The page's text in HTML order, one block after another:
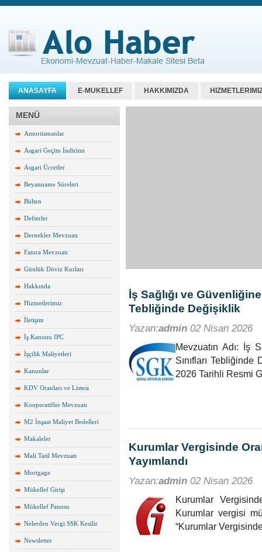
ANASAYFA E-MUKELLEF HAKKIMIZDA
MENÜ
Amortismanlar
Asgari Geçim İndirimi
Asgari Ücretler
Beyanname Süreleri
Bülten
Defterler
Dernekler Mevzuatı
Fatura Mevzuatı
Günlük Döviz Kurları
Hakkında
Hizmetlerimiz
İletişim
İş Kanunu IPC
İşçilik Maliyetleri
Kanunlar
KDV Oranları ve Listesi
Kooperatifler Mevzuatı
M2 İnşaat Maliyet Bedelleri
Makaleler
Mali Tatil Mevzuatı
Mortgage
Mükellef Girişi
Mükellef Panosu
Nelerden Vergi SSK Kesilir
Newsletter
İş Sağlığı ve
Tebliğinde Değişiklik
Yazan:admin 02 Nisan 2026
Mevzuatın Adı: İş
Sınıfları
2026 Tarihli Resmi
Kurumlar Vergisinde
Yayımlandı
Yazan:admin 02 Nisan 2026
Kurumlar
Kurumlar vergisi
“Kurumlar